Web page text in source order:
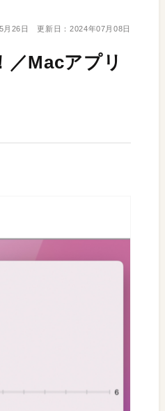
月26日 更新日： 2024年07月08日
／Macアプリ